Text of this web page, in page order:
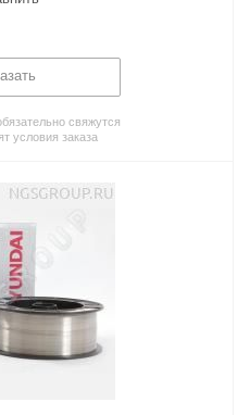
свяжутся
условия заказа